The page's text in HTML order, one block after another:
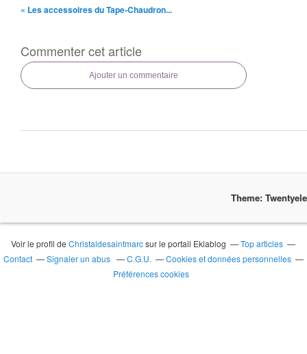
« Les accessoires du Tape-Chaudron...
Commenter cet article
Ajouter un commentaire
Theme:
Voir le profil deChristaldesaintmarcsur le portail Eklablog
Top articles
Contact
Signaler un abus C.G.U.
Cookies et données personnelles
Préférences cookies